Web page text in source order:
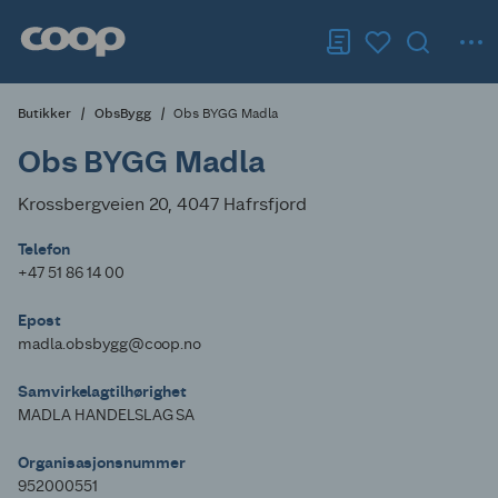
Butikker ObsBygg Obs BYGG Madla
Obs BYGG Madla
Krossbergveien 20, 4047 Hafrsfjord
Telefon
+47 51 86 14 00
Epost
madla.obsbygg@coop.no
Samvirkelagtilhørighet
MADLA HANDELSLAG SA
Organisasjonsnummer
952000551